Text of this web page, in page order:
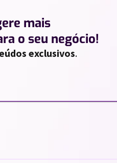
mais
o seu negócio!
exclusivos.